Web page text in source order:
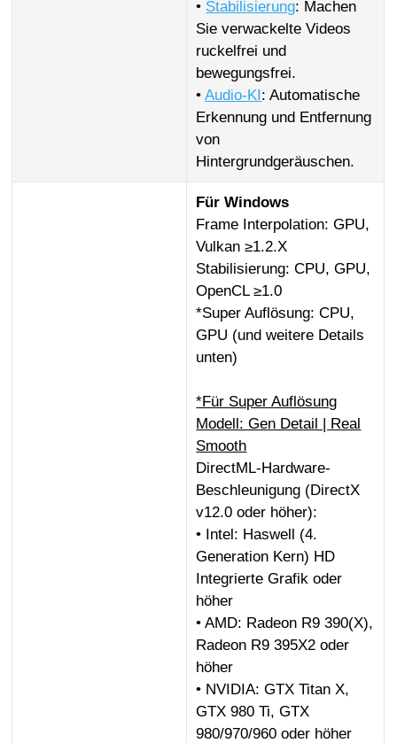
• Stabilisierung: Machen
Sie verwackelte Videos
ruckelfrei und
bewegungsfrei.
•Audio-KI: Automatische
Erkennung und Entfernung
von
Hintergrundgeräuschen.
Für Windows
Frame Interpolation: GPU,
Vulkan ≥1.2.X
Stabilisierung: CPU, GPU,
OpenCL ≥1.0
*Super Auflösung: CPU,
GPU (und weitere Details
unten)
*Für Super Auflösung
Modell: Gen Detail | Real
Smooth
DirectML-Hardware-
Beschleunigung (DirectX
v12.0 oder höher):
• Intel: Haswell (4.
Generation Kern) HD
Integrierte Grafik oder
höher
• AMD: Radeon R9 390(X),
Radeon R9 395X2 oder
höher
• NVIDIA: GTX Titan X,
GTX 980 Ti, GTX
980/970/960 oder höher